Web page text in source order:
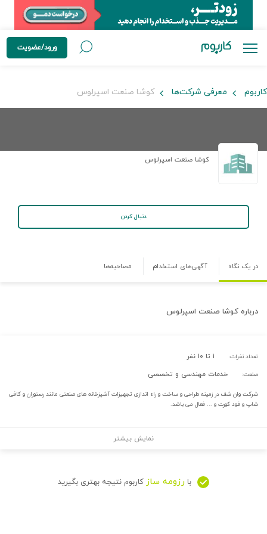
ورود/عضویت
کاربوم معرفی شرکت‌ها کوشا صنعت اسپرلوس
کوشا صنعت اسپرلوس
دنبال کردن
در یک نگاه آگهی‌های استخدام مصاحبه‌ها
درباره کوشا صنعت اسپرلوس
تعداد نفرات: ۱ تا ۱۰ نفر
صنعت: خدمات مهندسی و تخصصی
شرکت وان شف در زمینه طراحی و ساخت و راه اندازی تجهیزات آشپزخانه های صنعتی مانند رستوران و کافی
شاپ و فود کورت و ... فعال می باشد.
نمایش بیشتر
با رزومه ساز کاربوم نتیجه بهتری بگیرید